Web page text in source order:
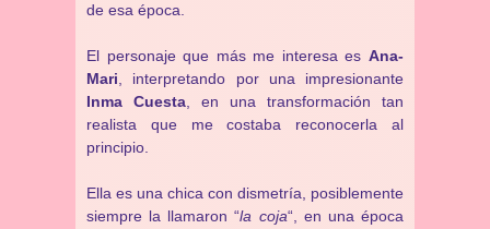
de esa época.
El personaje que más me interesa es Ana-
Mari , interpretando por una impresionante
Inma Cuesta , en una transformación tan
realista que me costaba reconocerla al
principio.
Ella es una chica con dismetría, posiblemente
siempre la llamaron “la coja“, en una época